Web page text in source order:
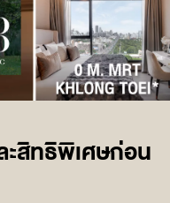
ะสิทธิพิเศษก่อน